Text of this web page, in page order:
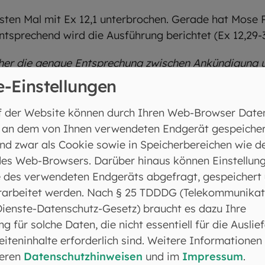
Mal mit Ex 12,1 unterbrochen. Gerade hat Mose
wird die Ausführung berichtet (Ex 12,29-
die genaue Entsprechung zwischen Ankündigung
und Ausführung wird das Narrativ
Ägyptern zu den Israeliten (Ex 12,1). Hier
Befreiung der Israeliten aus der ägyptischen
der Frühlingsmonat, der erste Monat des
nach der das Jahr mit Einsetzen der Regenzeit
Tradition wird später einen Kompromiss
Rechnung der Jahre (seit Schöpfung der Welt)
Haschana 1,1).
Einstellungen
Website können durch Ihren Web-Browser
dem von Ihnen verwendeten Endgerät
zwar als Cookie sowie in Speicherbereichen wie
Web-Browsers. Darüber hinaus können
des verwendeten Endgeräts abgefragt, gespeichert
werden. Nach § 25 TDDDG
Datenschutz-Gesetz) braucht es dazu Ihre
für solche Daten, die nicht essentiell für die
erforderlich sind. Weitere Informationen
Datenschutzhinweisen und im Impressum.